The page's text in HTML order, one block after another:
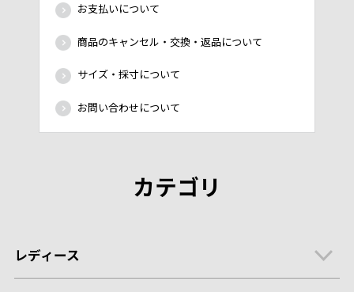
お支払いについて
商品のキャンセル・交換・返品について
サイズ・採寸について
お問い合わせについて
カテゴリ
レディース